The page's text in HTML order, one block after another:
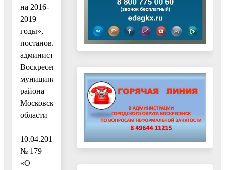
на 2016-
2019
годы»,
постановлением
администрации
Воскресенского
муниципального
района
Московской
области
10.04.2017
№ 179
«О